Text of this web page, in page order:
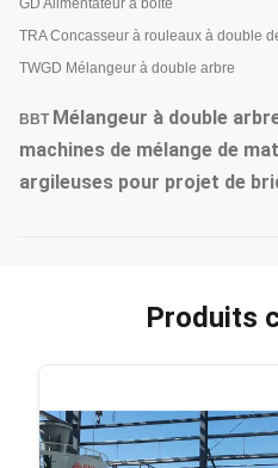
GD Alimentateur à boîte
TRA Concasseur à rouleaux à double
TWGD Mélangeur à double arbre
BBT Mélangeur à double
machines de mélange de
argileuses pour projet de
Produits